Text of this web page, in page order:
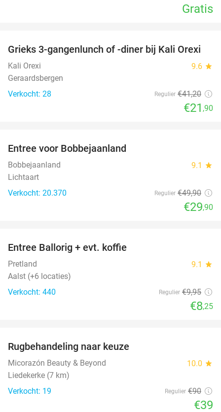
Gratis
47%
Grieks 3-gangenlunch of -diner bij Kali Orexi
Kali Orexi 9.6 star
Geraardsbergen
Verkocht: 28
Regulier €41,20
€21 ,90
Entree voor Bobbejaanland
Bobbejaanland 9.1 star
Lichtaart
Verkocht: 20.370
Regulier €49,90
€29,90
Entree Ballorig + evt. koffie
Pretland 9.1 star
Aalst (+6 locaties)
Verkocht: 440
Regulier €9,95
€8,25
Rugbehandeling naar keuze
Micorazón Beauty & Beyond 10.0 star
Liedekerke (7 km)
Verkocht: 19
Regulier €90
€39